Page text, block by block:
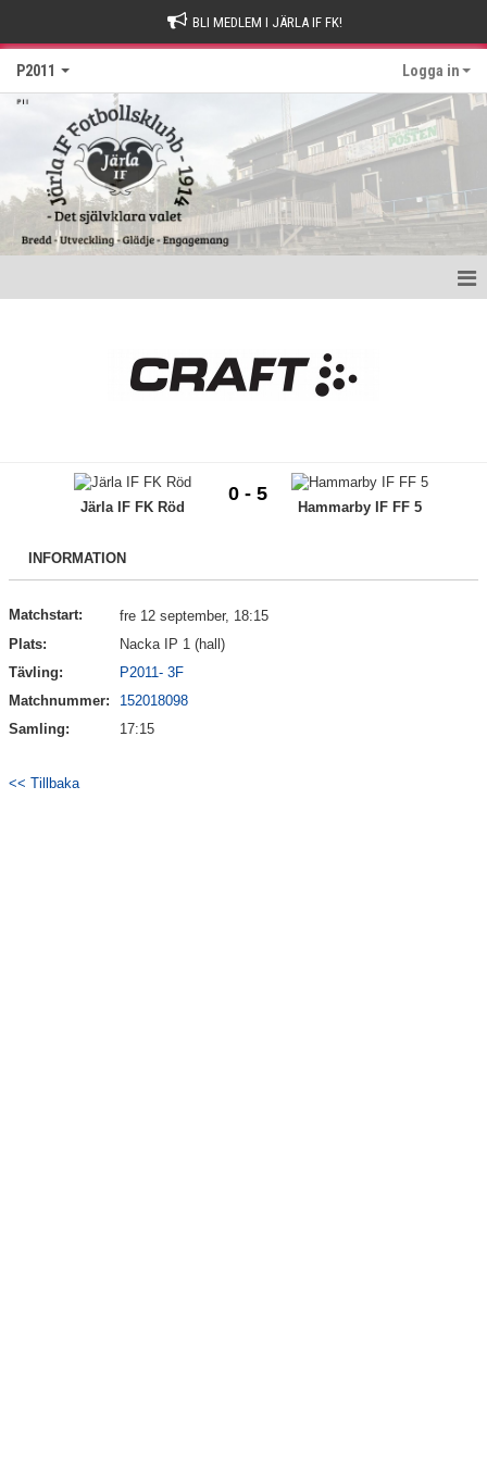
BLI MEDLEM I JÄRLA IF FK!
P2011 Logga in
Kontakt
Järla IF FK Röd
0 - 5
Hammarby IF FF 5
INFORMATION
Matchstart:
fre 12 september, 18:15
Plats:
Nacka IP 1 (hall)
Tävling:
P2011- 3F
Matchnummer:
152018098
Samling:
17:15
<< Tillbaka